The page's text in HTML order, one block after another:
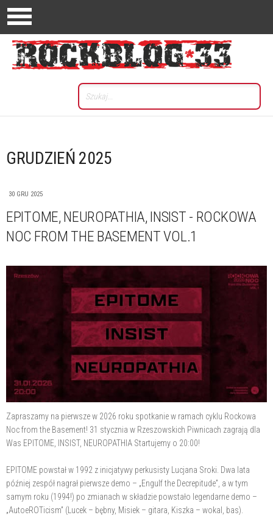
GRUDZIEŃ 2025
30 GRU 2025
EPITOME, NEUROPATHIA, INSIST - ROCKOWA
NOC FROM THE BASEMENT VOL.1
Zapraszamy na pierwsze w 2026 roku spotkanie w ramach cyklu Rockowa
Noc from the Basement! 31 stycznia w Rzeszowskich Piwnicach zagrają dla
Was EPITOME, INSIST, NEUROPATHIA Startujemy o 20:00!
EPITOME powstał w 1992 z inicjatywy perkusisty Lucjana Sroki. Dwa lata
później zespół nagrał pierwsze demo – „Engulf the Decrepitude”, a w tym
samym roku (1994!) po zmianach w składzie powstało legendarne demo –
„AutoeROTicism” (Lucek – bębny, Misiek – gitara, Kiszka – wokal, bas).